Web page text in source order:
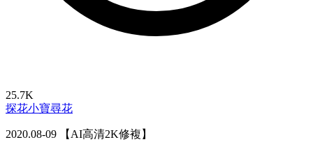
25.7K
探花小寶尋花
2020.08-09 【AI高清2K修複】